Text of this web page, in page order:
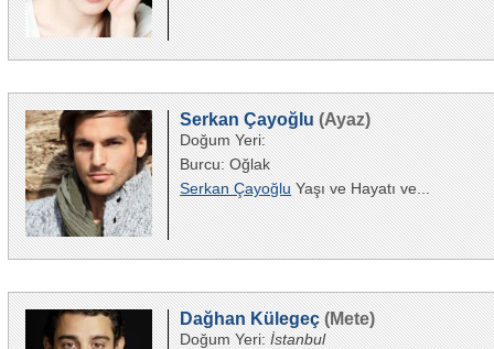
Serkan Çayoğlu (Ayaz)
Doğum Yeri:
Burcu: Oğlak
Serkan ÇayoğluYaşı ve Hayatı ve...
Dağhan Külegeç (Mete)
Doğum Yeri:İstanbul